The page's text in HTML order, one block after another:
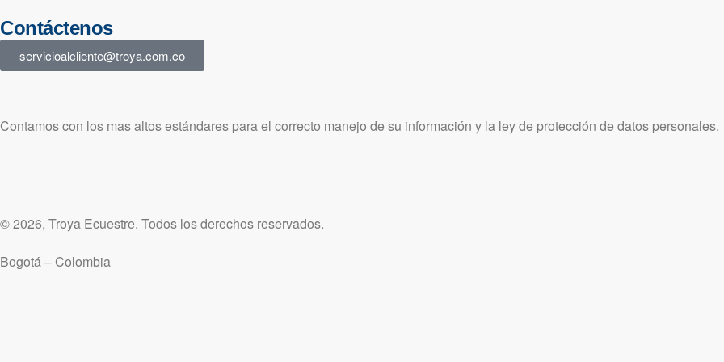
Contáctenos
servicioalcliente@troya.com.co
Contamos con los mas altos estándares para el correcto manejo de su información y la ley de protección de datos personales.
© 2026, Troya Ecuestre. Todos los derechos reservados.
Bogotá – Colombia